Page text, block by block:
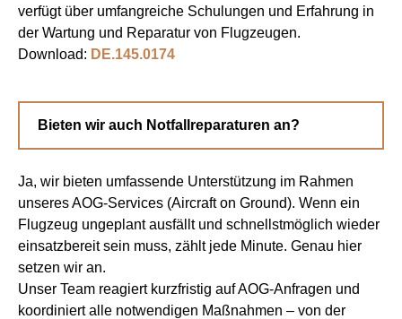
verfügt über umfangreiche Schulungen und Erfahrung in
der Wartung und Reparatur von Flugzeugen.
Download: DE.145.0174
Bieten wir auch Notfallreparaturen an?
Ja, wir bieten umfassende Unterstützung im Rahmen
unseres AOG-Services (Aircraft on Ground). Wenn ein
Flugzeug ungeplant ausfällt und schnellstmöglich wieder
einsatzbereit sein muss, zählt jede Minute. Genau hier
setzen wir an.
Unser Team reagiert kurzfristig auf AOG-Anfragen und
koordiniert alle notwendigen Maßnahmen – von der